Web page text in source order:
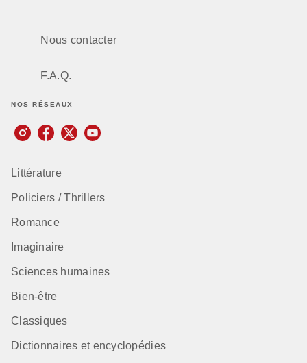
Nous contacter
F.A.Q.
NOS RÉSEAUX
Littérature
Policiers / Thrillers
Romance
Imaginaire
Sciences humaines
Bien-être
Classiques
Dictionnaires et encyclopédies